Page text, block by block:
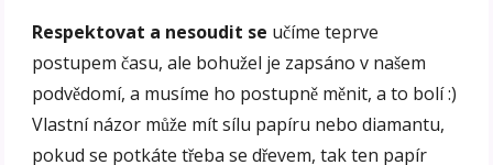
Respektovat a nesoudit se učíme teprve
postupem času, ale bohužel je zapsáno v našem
podvědomí, a musíme ho postupně měnit, a to bolí :)
Vlastní názor může mít sílu papíru nebo diamantu,
pokud se potkáte třeba se dřevem, tak ten papír